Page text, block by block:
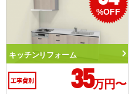
%OFF
トイレリフォーム
工事費別 10.3万円〜